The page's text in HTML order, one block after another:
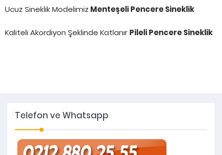
Ucuz Sineklik Modelimiz Menteşeli Pencere Sineklik
Kaliteli Akordiyon Şeklinde KatlanırPileli Pencere Sineklik
Telefon ve Whatsapp